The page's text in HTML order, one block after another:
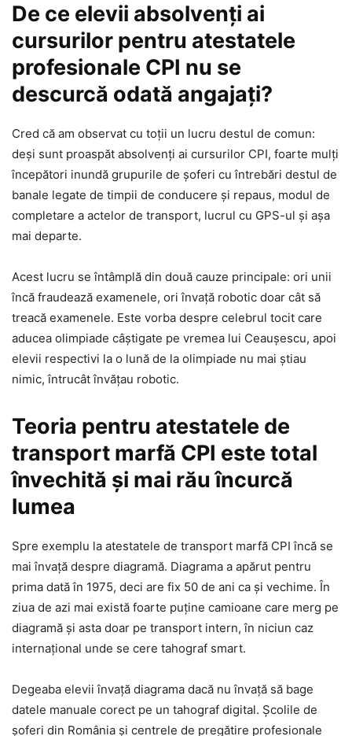
De ce elevii absolvenți ai
cursurilor pentru atestatele
profesionale CPI nu se
descurcă odată angajați?
Cred că am observat cu toții un lucru destul de comun:
deși sunt proaspăt absolvenți ai cursurilor CPI, foarte mulți
începători inundă grupurile de șoferi cu întrebări destul de
banale legate de timpii de conducere și repaus, modul de
completare a actelor de transport, lucrul cu GPS-ul și așa
mai departe.
Acest lucru se întâmplă din două cauze principale: ori unii
încă fraudează examenele, ori învață robotic doar cât să
treacă examenele. Este vorba despre celebrul tocit care
aducea olimpiade câștigate pe vremea lui Ceaușescu, apoi
elevii respectivi la o lună de la olimpiade nu mai știau
nimic, întrucât învățau robotic.
Teoria pentru atestatele de
transport marfă CPI este total
învechită și mai rău încurcă
lumea
Spre exemplu la atestatele de transport marfă CPI încă se
mai învață despre diagramă. Diagrama a apărut pentru
prima dată în 1975, deci are fix 50 de ani ca și vechime. În
ziua de azi mai există foarte puține camioane care merg pe
diagramă și asta doar pe transport intern, în niciun caz
internațional unde se cere tahograf smart.
Degeaba elevii învață diagrama dacă nu învață să bage
datele manuale corect pe un tahograf digital. Școlile de
șoferi din România și centrele de pregătire profesionale